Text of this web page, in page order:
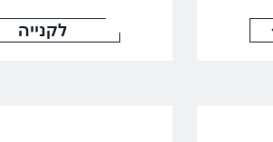
לקנייה